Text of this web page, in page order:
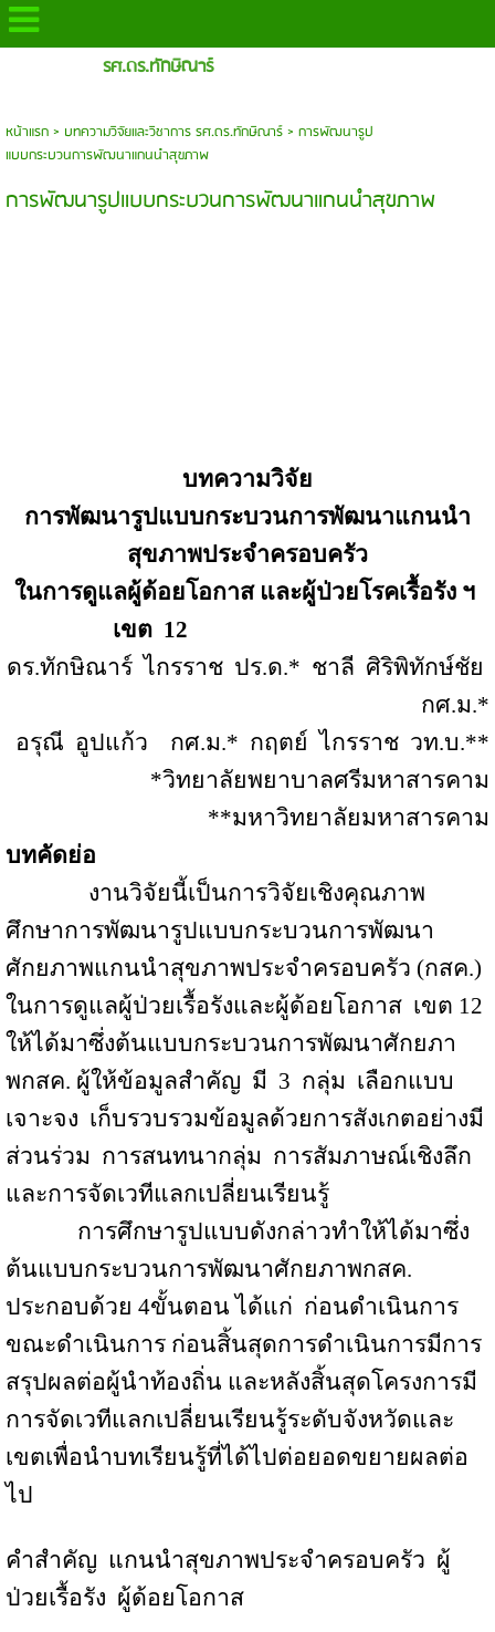
รศ.ดร.ทักษิณาร์
หน้าแรก> บทความวิจัยและวิชาการ รศ.ดร.ทักษิณาร์> การพัฒนารูป
แบบกระบวนการพัฒนาแกนนำสุขภาพ
การพัฒนารูปแบบกระบวนการพัฒนาแกนนำสุขภาพ
บทความวิจัย
การพัฒนารูปแบบกระบวนการพัฒนาแกนนำ
สุขภาพประจำครอบครัว
ในการดูแลผู้ด้อยโอกาส และผู้ป่วยโรคเรื้อรัง ฯ
เขต 12
ดร.ทักษิณาร์ ไกรราช ปร.ด.* ชาลี ศิริพิทักษ์ชัย
กศ.ม.*
อรุณี อูปแก้ว กศ.ม.* กฤตย์ ไกรราช วท.บ.**
*วิทยาลัยพยาบาลศรีมหาสารคาม
**มหาวิทยาลัยมหาสารคาม
บทคัดย่อ
งานวิจัยนี้เป็นการวิจัยเชิงคุณภาพ
ศึกษาการพัฒนารูปแบบกระบวนการพัฒนา
ศักยภาพแกนนำสุขภาพประจำครอบครัว (กสค.)
ในการดูแลผู้ป่วยเรื้อรังและผู้ด้อยโอกาส เขต 12
ให้ได้มาซึ่งต้นแบบกระบวนการพัฒนาศักยภา
พกสค. ผู้ให้ข้อมูลสำคัญ มี 3 กลุ่ม เลือกแบบ
เจาะจง เก็บรวบรวมข้อมูลด้วยการสังเกตอย่างมี
ส่วนร่วม การสนทนากลุ่ม การสัมภาษณ์เชิงลึก
และการจัดเวทีแลกเปลี่ยนเรียนรู้
การศึกษารูปแบบดังกล่าวทำให้ได้มาซึ่ง
ต้นแบบกระบวนการพัฒนาศักยภาพกสค.
ประกอบด้วย 4ขั้นตอน ได้แก่ ก่อนดำเนินการ
ขณะดำเนินการ ก่อนสิ้นสุดการดำเนินการมีการ
สรุปผลต่อผู้นำท้องถิ่น และหลังสิ้นสุดโครงการมี
การจัดเวทีแลกเปลี่ยนเรียนรู้ระดับจังหวัดและ
เขตเพื่อนำบทเรียนรู้ที่ได้ไปต่อยอดขยายผลต่อ
ไป
คำสำคัญ แกนนำสุขภาพประจำครอบครัว ผู้
ป่วยเรื้อรัง ผู้ด้อยโอกาส